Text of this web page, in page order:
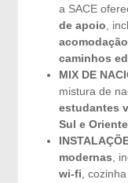
a SACE
de apoio,
caminhos
MIX DE
mistura de
estudantes
Sul e
modernas,
wi-fi,